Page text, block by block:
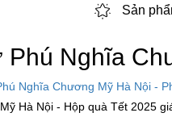
Sản
Phú Nghĩa
Nghĩa Chương Mỹ Hà Nội -
Hà Nội - Hộp quà Tết 2025